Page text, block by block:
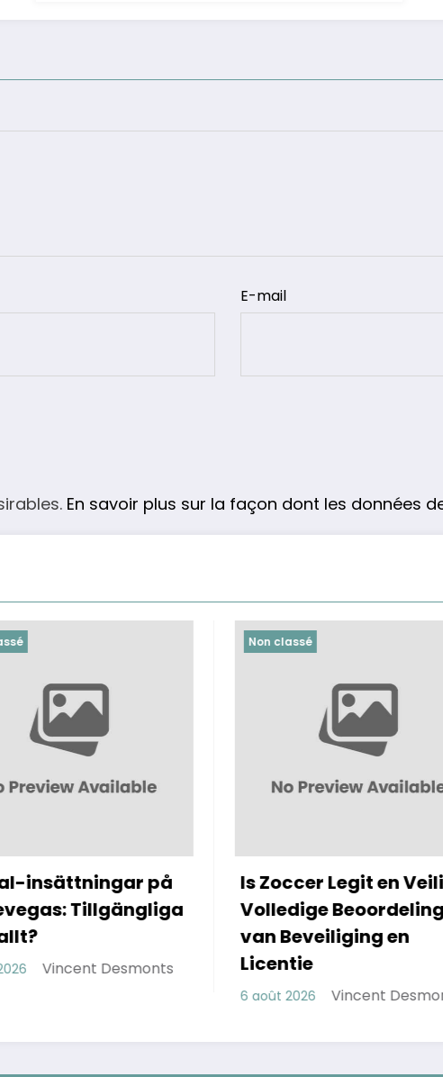
E-mail
En savoir plus sur la façon dont les données
Is Zoccer Legit en Veilig?
Volledige Beoordeling
van Beveiliging en
Licentie
Vincent Desmonts
Westace
Tiger:
Cousin